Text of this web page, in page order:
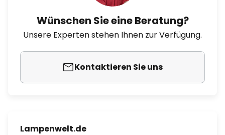
Wünschen Sie eine Beratung?
Unsere Experten stehen Ihnen zur Verfügung.
Kontaktieren Sie uns
Lampenwelt.de